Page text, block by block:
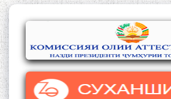
Кадамчо Худои Шарифзода